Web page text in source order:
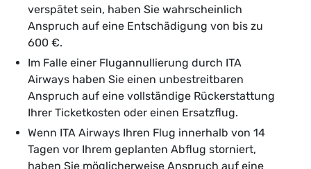
verspätet sein, haben Sie wahrscheinlich
Anspruch auf eine Entschädigung von bis zu
600 €.
Im Falle einer Flugannullierung durch ITA
Airways haben Sie einen unbestreitbaren
Anspruch auf eine vollständige Rückerstattung
Ihrer Ticketkosten oder einen Ersatzflug.
Wenn ITA Airways Ihren Flug innerhalb von 14
Tagen vor Ihrem geplanten Abflug storniert,
haben Sie möglicherweise Anspruch auf eine